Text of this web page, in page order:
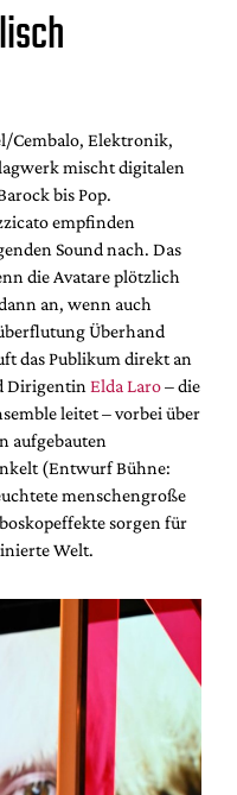
Cembalo, Elektronik,
mischt digitalen
bis Pop.
empfinden
Sound nach. Das
die Avatare plötzlich
an, wenn auch
Überhand
das Publikum direkt an
Dirigentin Elda Laro– die
leitet – vorbei über
aufgebauten
(Entwurf Bühne:
menschengroße
sorgen für
Welt.